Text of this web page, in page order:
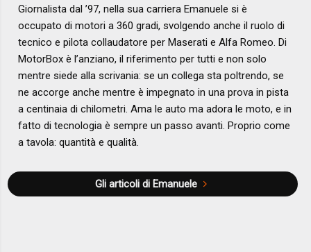
Giornalista dal ’97, nella sua carriera Emanuele si è
occupato di motori a 360 gradi, svolgendo anche il ruolo di
tecnico e pilota collaudatore per Maserati e Alfa Romeo. Di
MotorBox è l’anziano, il riferimento per tutti e non solo
mentre siede alla scrivania: se un collega sta poltrendo, se
ne accorge anche mentre è impegnato in una prova in pista
a centinaia di chilometri. Ama le auto ma adora le moto, e in
fatto di tecnologia è sempre un passo avanti. Proprio come
a tavola: quantità e qualità.
Gli articoli di Emanuele